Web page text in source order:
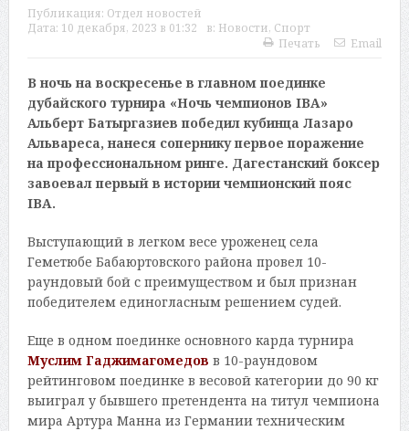
Публикация: Отдел новостей
Дата: 10 декабря, 2023 в 01:32 в: Новости, Спорт
Печать
Email
В ночь на воскресенье в главном поединке
дубайского турнира «Ночь чемпионов IBA»
Альберт Батыргазиев победил кубинца Лазаро
Альвареса, нанеся сопернику первое поражение
на профессиональном ринге. Дагестанский боксер
завоевал первый в истории чемпионский пояс
IBA.
Выступающий в легком весе уроженец села
Геметюбе Бабаюртовского района провел 10-
раундовый бой с преимуществом и был признан
победителем единогласным решением судей.
Еще в одном поединке основного карда турнира
Муслим Гаджимагомедов в 10-раундовом
рейтинговом поединке в весовой категории до 90 кг
выиграл у бывшего претендента на титул чемпиона
мира Артура Манна из Германии техническим